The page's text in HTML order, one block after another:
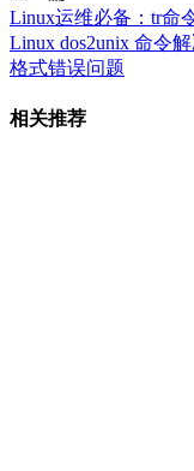
Linux运维必备：tr命
Linux dos2unix 命令
格式错误问题
相关推荐